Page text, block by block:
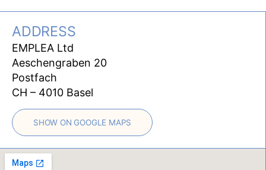
ADDRESS
EMPLEA Ltd
Aeschengraben 20
Postfach
CH – 4010 Basel
SHOW ON GOOGLE MAPS